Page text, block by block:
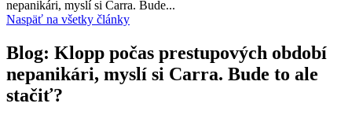
nepanikári, myslí si Carra. Bude...
Naspäť na všetky články
Blog: Klopp počas prestupových období
nepanikári, myslí si Carra. Bude to ale
stačiť?